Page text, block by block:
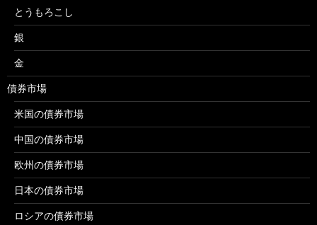
とうもろこし
銀
金
債券市場
米国の債券市場
中国の債券市場
欧州の債券市場
日本の債券市場
ロシアの債券市場